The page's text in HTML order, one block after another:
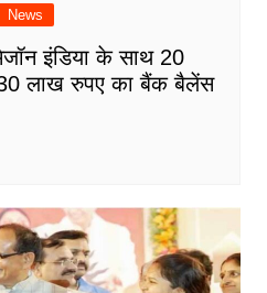
News
इंडिया के साथ 20
लाख रुपए का बैंक बैलेंस